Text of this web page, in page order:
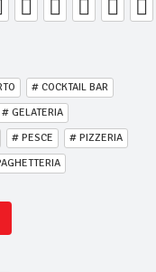
# COCKTAIL BAR
# GELATERIA
# PESCE
# PIZZERIA